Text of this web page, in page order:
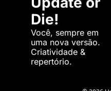
Die!
Você, sempre em
uma nova versão.
Criatividade &
repertório.